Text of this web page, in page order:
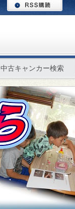
中古キャンカー検索